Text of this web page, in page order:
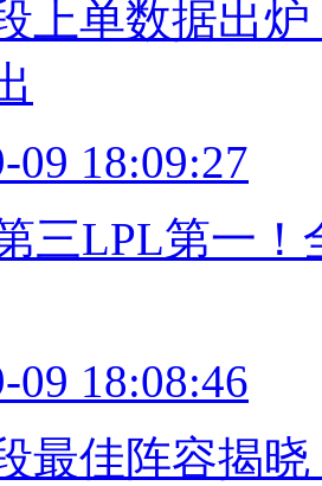
上单数据出
09 18:09:27
三LPL第一
09 18:08:46
最佳阵容揭